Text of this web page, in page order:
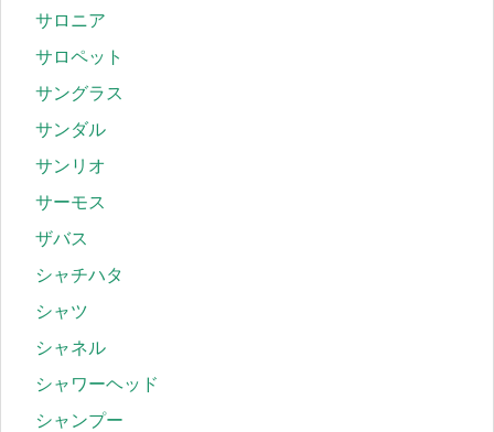
サロニア
サロペット
サングラス
サンダル
サンリオ
サーモス
ザバス
シャチハタ
シャツ
シャネル
シャワーヘッド
シャンプー